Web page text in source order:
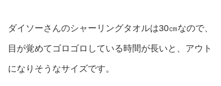
ダイソーさんのシャーリングタオルは30㎝なので、
目が覚めてゴロゴロしている時間が長いと、アウト
になりそうなサイズです。